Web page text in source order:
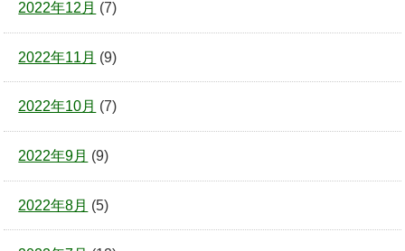
2022年12月 (7)
2022年11月 (9)
2022年10月 (7)
2022年9月 (9)
2022年8月 (5)